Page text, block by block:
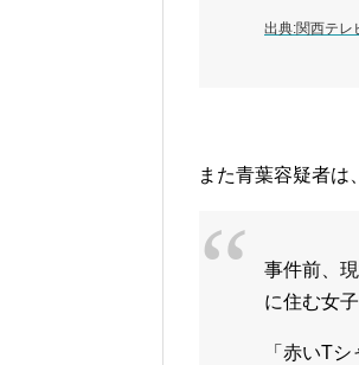
出典:関西テレ
また青葉容疑者は、
事件前、
に住む女
「赤いT